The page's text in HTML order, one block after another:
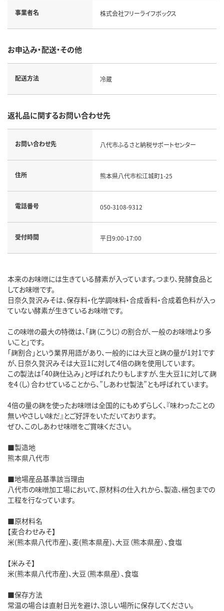
事業者名 株式会社フリーライフボックス
お申込み・配送・その他
配送方法 冷蔵
返礼品に関するお問い合わせ先
お問い合わせ先 八代市ふるさと納税サポートセンター
住所 熊本県八代市松江城町1-25
電話番号 050-3108-9312
受付時間 平日9:00-17:00
本来のお味噌には生きている酵素が入っています。つまり、発酵食品と
してお味噌です。
日奈久贅沢みそは、保存料・化学調味料・合成香料・合成着色料が入っ
ていない酵素が生きているお味噌です。
この味噌の最大の特徴は、「麹（こうじ）の割合が、一般のお味噌より多
いこと」です。
「麹割合」という業界用語があり、一般的には大豆と麹の量が1対1です
が、日奈久贅沢みそは大豆1に対して4倍の麹を使用しています。
この製法は「40麹仕込み」と呼ばれたりもしますが、生大豆1に対して麹
を4（し）合わせていることから、”しあわせ製法”とも呼ばれています。
4倍の量の麹を使ったお味噌は全国的にもめずらしく、『味わったことの
無いやさしい味だ』とご好評をいただいております。
ぜひ、このしあわせ味噌をご賞味ください。
■製造地
熊本県八代市
■地場産品基準該当理由
八代市の味噌加工場において、原材料の仕入れから、製造、梱包までの
工程を行なっています。
■原材料名
【麦合わせみそ】
米(熊本県八代市産)、麦(熊本県産)、大豆（熊本県産）、食塩
【米みそ】
米(熊本県八代市産)、大豆（熊本県産）、食塩
■保存方法
常温の場合は直射日光を避け、涼しい場所に保存してください。